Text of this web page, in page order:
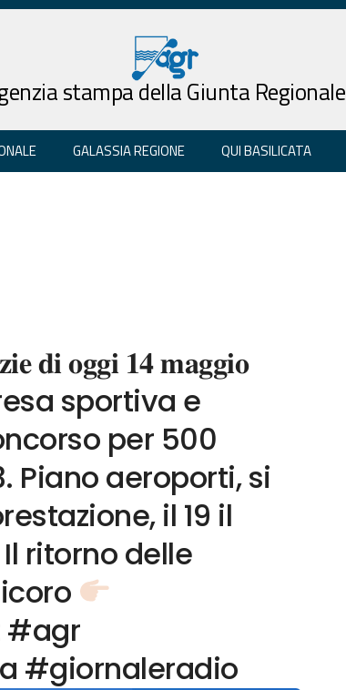
stampa della Giunta Regionale
GALASSIA REGIONE QUI BASILICATA
𝐝𝐢 𝐨𝐠𝐠𝐢 𝟏𝟒 𝐦𝐚𝐠𝐠𝐢𝐨
sportiva e
per 500
Piano aeroporti, si
il 19 il
ritorno delle
#agr
#giornaleradio